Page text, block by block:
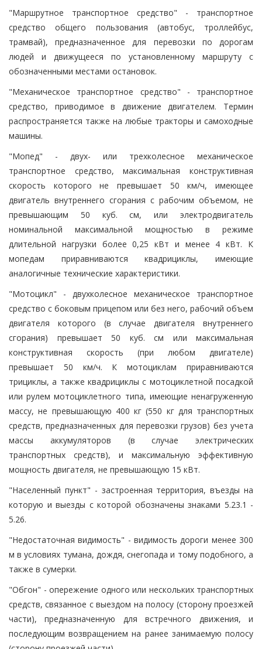
"Маршрутное транспортное средство" - транспортное
средство общего пользования (автобус, троллейбус,
трамвай), предназначенное для перевозки по дорогам
людей и движущееся по установленному маршруту с
обозначенными местами остановок.
"Механическое транспортное средство" - транспортное
средство, приводимое в движение двигателем. Термин
распространяется также на любые тракторы и самоходные
машины.
"Мопед" - двух- или трехколесное механическое
транспортное средство, максимальная конструктивная
скорость которого не превышает 50 км/ч, имеющее
двигатель внутреннего сгорания с рабочим объемом, не
превышающим 50 куб. см, или электродвигатель
номинальной максимальной мощностью в режиме
длительной нагрузки более 0,25 кВт и менее 4 кВт. К
мопедам приравниваются квадрициклы, имеющие
аналогичные технические характеристики.
"Мотоцикл" - двухколесное механическое транспортное
средство с боковым прицепом или без него, рабочий объем
двигателя которого (в случае двигателя внутреннего
сгорания) превышает 50 куб. см или максимальная
конструктивная скорость (при любом двигателе)
превышает 50 км/ч. К мотоциклам приравниваются
трициклы, а также квадрициклы с мотоциклетной посадкой
или рулем мотоциклетного типа, имеющие ненагруженную
массу, не превышающую 400 кг (550 кг для транспортных
средств, предназначенных для перевозки грузов) без учета
массы аккумуляторов (в случае электрических
транспортных средств), и максимальную эффективную
мощность двигателя, не превышающую 15 кВт.
"Населенный пункт" - застроенная территория, въезды на
которую и выезды с которой обозначены знаками 5.23.1 -
5.26.
"Недостаточная видимость" - видимость дороги менее 300
м в условиях тумана, дождя, снегопада и тому подобного, а
также в сумерки.
"Обгон" - опережение одного или нескольких транспортных
средств, связанное с выездом на полосу (сторону проезжей
части), предназначенную для встречного движения, и
последующим возвращением на ранее занимаемую полосу